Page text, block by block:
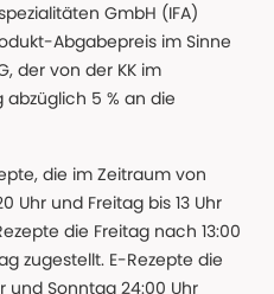
GmbH (IFA)
Abgabepreis im Sinne
der von der KK im
5 % an die
die im Zeitraum von
Uhr und Freitag bis 13 Uhr
die Freitag nach 13:00
zugestellt. E-Rezepte die
und Sonntag 24:00 Uhr